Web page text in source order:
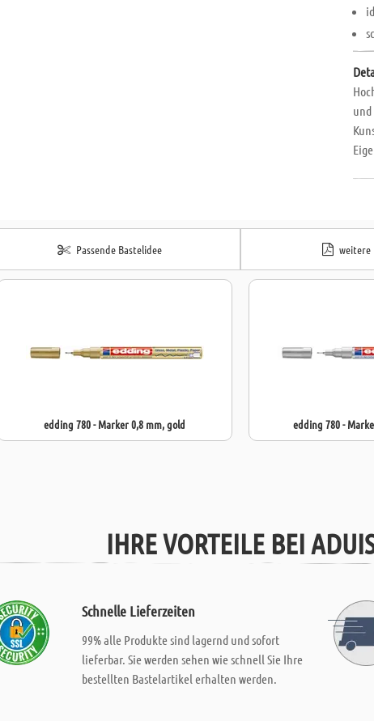
Passende Bastelidee weitere
edding 780 - Marker 0,8 mm, gold edding 780 -
IHRE VORTEILE BEI
Schnelle Lieferzeiten
99% alle Produkte sind lagernd und sofort
lieferbar. Sie werden sehen wie schnell Sie Ihre
bestellten Bastelartikel erhalten werden.